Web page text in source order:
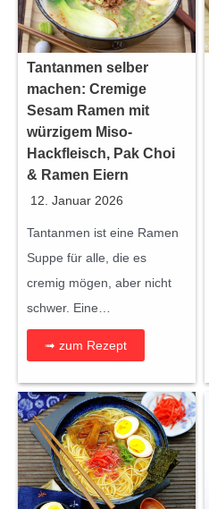
o
c
h
b
o
x
|
r
j
a
p
a
n
i
s
c
h
e
Tantanmen selber
machen: Cremige
Sesam Ramen mit
würzigem Miso-
Hackfleisch, Pak Choi
& Ramen Eiern
12. Januar 2026
Tantanmen ist eine Ramen
Suppe für alle, die es
cremig mögen, aber nicht
schwer. Eine…
➟ zum Rezept